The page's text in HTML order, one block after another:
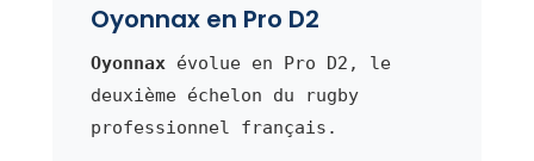
Oyonnax en Pro D2
Oyonnaxévolue en Pro D2, le
deuxième échelon du rugby
professionnel français.